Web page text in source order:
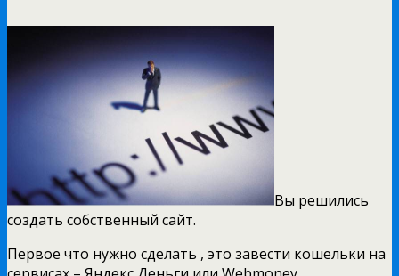
Вы решились
создать собственный сайт.
Первое что нужно сделать , это завести кошельки на